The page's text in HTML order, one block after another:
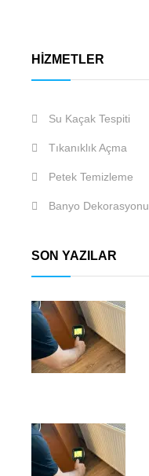
HIZMETLER
Su Kaçak Tespiti
Tıkanıklık Açma
Petek Temizleme
Banyo Dekorasyonu
SON YAZILAR